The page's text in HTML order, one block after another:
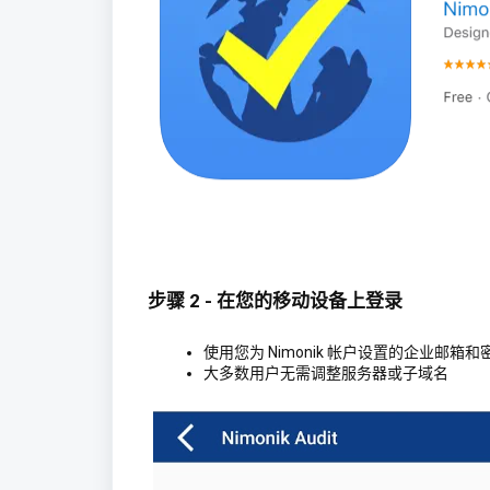
步骤 2 - 在您的移动设备上登录
使用您为 Nimonik 帐户设置的企业邮箱和
大多数用户无需调整服务器或子域名